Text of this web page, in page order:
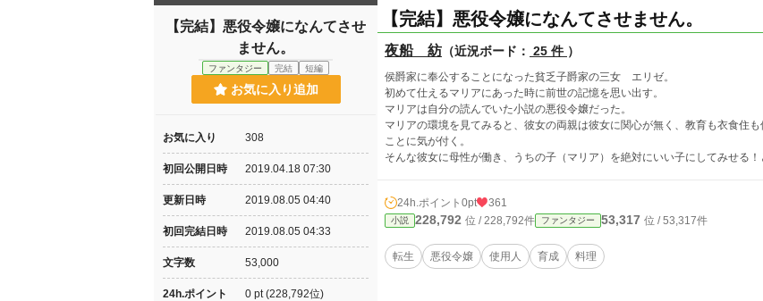
【完結】悪役令嬢になんてさせません。
夜船 紡 （近況ボード： 25 件 ）
侯爵家に奉公することになった貧乏子爵家の三女 エリゼ。
初めて仕えるマリアにあった時に前世の記憶を思い出す。
マリアは自分の読んでいた小説の悪役令嬢だった。
マリアの環境を見てみると、彼女の両親は彼女に関心が無く、教育も衣食住
ことに気が付く。
そんな彼女に母性が働き、うちの子（マリア）を絶対にいい子にしてみせる
24h.ポイント 0pt 361
小説 228,792 位 / 228,792件 ファンタジー 53,317 位 / 53,317件
転生 悪役令嬢 使用人 育成 料理
【完結】悪役令嬢になんてさせ
ません。
ファンタジー 完結 短編
お気に入り追加
お気に入り 308
初回公開日時 2019.04.18 07:30
更新日時 2019.08.05 04:40
初回完結日時 2019.08.05 04:33
文字数 53,000
24h.ポイント 0 pt (228,792位)